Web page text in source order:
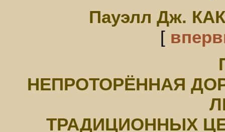
Пауэлл Дж.
[
НЕПРОТОРЁННАЯ
ТРАДИЦИОННЫХ